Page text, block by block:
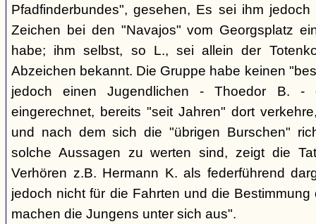
Pfadfinderbundes", gesehen, Es sei ihm
Zeichen bei den "Navajos" vom Georgsplatz
habe; ihm selbst, so L., sei allein der
Abzeichen bekannt. Die Gruppe habe keinen
jedoch einen Jugendlichen - Thoedor B. -
eingerechnet, bereits "seit Jahren" dort
und nach dem sich die "übrigen Burschen"
solche Aussagen zu werten sind, zeigt die
Verhören z.B. Hermann K. als federführend
jedoch nicht für die Fahrten und die
machen die Jungens unter sich aus".